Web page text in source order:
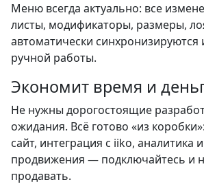
Меню всегда актуально: все
листы, модификаторы, размеры,
автоматически синхронизируются
ручной работы.
Экономит время и
Не нужны дорогостоящие
ожидания. Всё готово «из
сайт, интеграция с iiko, аналитика
продвижения — подключайтесь и
продавать.